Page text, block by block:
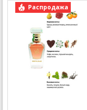
Распродажа